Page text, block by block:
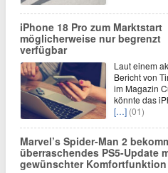
iPhone 18 Pro zum Marktstart
möglicherweise nur begrenzt
verfügbar
Laut einem
Bericht von
im Magazin
könnte das
[…] (01)
Marvel’s Spider-Man 2
überraschendes PS5-Update
gewünschter Komfortfunktion